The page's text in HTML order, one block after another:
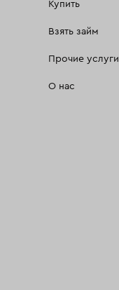
Купить
Взять займ
Прочие услуги
О нас